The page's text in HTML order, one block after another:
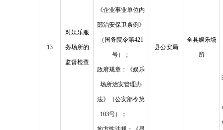
13
对娱乐服
务场所的
监督检查
《企业事业单位内
部治安保卫条例》
（国务院令第421
号）；
政府规章：《娱乐
场所治安管理办
法》（公安部令第
103号）；
县公安局
全县娱乐场
所